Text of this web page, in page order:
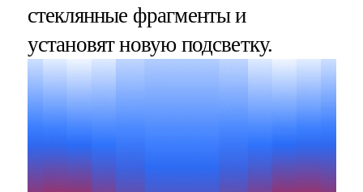
стеклянные фрагменты и
установят новую подсветку.